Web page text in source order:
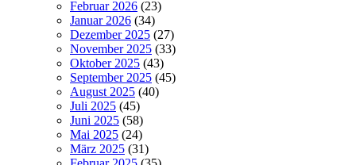
Februar 2026 (23)
Januar 2026 (34)
Dezember 2025 (27)
November 2025 (33)
Oktober 2025 (43)
September 2025 (45)
August 2025 (40)
Juli 2025 (45)
Juni 2025 (58)
Mai 2025 (24)
März 2025 (31)